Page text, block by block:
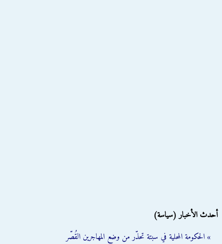
أحدث الأخبار (سياسة)
» الحكومة المحلية في سبتة تحذّر من وضع المهاجرين القُصّر